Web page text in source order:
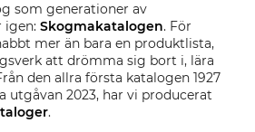
som generationer av
igen: Skogmakatalogen. För
mer än bara en produktlista,
att drömma sig bort i, lära
den allra första katalogen 1927
utgåvan 2023, har vi producerat
.